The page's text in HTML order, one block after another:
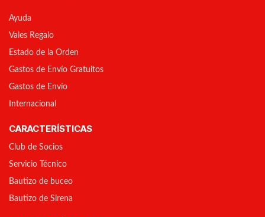
Ayuda
Vales Regalo
Estado de la Orden
Gastos de Envío Gratuitos
Gastos de Envío
Internacional
CARACTERÍSTICAS
Club de Socios
Servicio Técnico
Bautizo de buceo
Bautizo de Sirena